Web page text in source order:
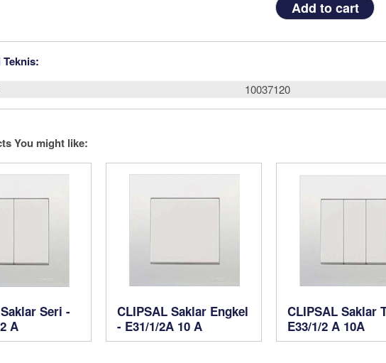
10037120
You might like:
Seri -
A
CLIPSAL Saklar Engkel
- E31/1/2A 10 A
CLIPSAL Saklar
E33/1/2 A 10A